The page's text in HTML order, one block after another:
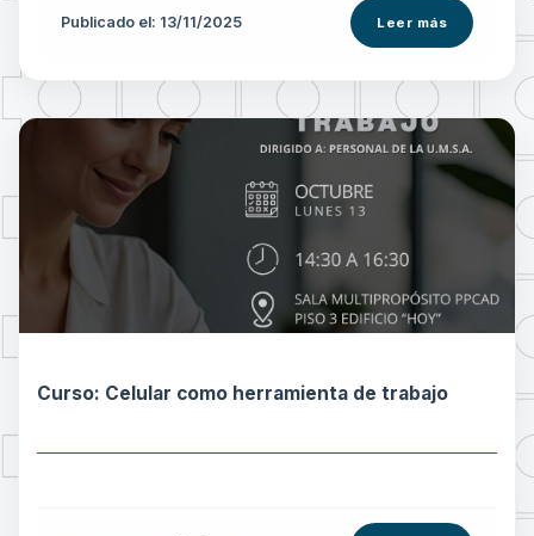
Publicado el: 13/11/2025 Leer más
Curso: Celular como herramienta de trabajo